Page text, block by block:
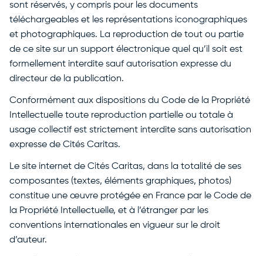
sont réservés, y compris pour les documents
téléchargeables et les représentations iconographiques
et photographiques. La reproduction de tout ou partie
de ce site sur un support électronique quel qu’il soit est
formellement interdite sauf autorisation expresse du
directeur de la publication.
Conformément aux dispositions du Code de la Propriété
Intellectuelle toute reproduction partielle ou totale à
usage collectif est strictement interdite sans autorisation
expresse de Cités Caritas.
Le site internet de Cités Caritas, dans la totalité de ses
composantes (textes, éléments graphiques, photos)
constitue une œuvre protégée en France par le Code de
la Propriété Intellectuelle, et à l’étranger par les
conventions internationales en vigueur sur le droit
d’auteur.